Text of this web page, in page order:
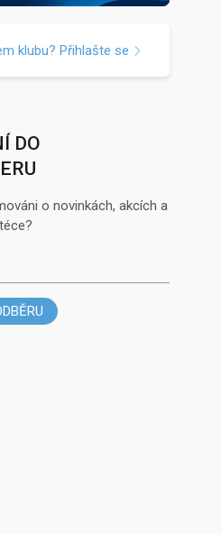
klubu? Přihlašte se
DO
o novinkách, akcích a